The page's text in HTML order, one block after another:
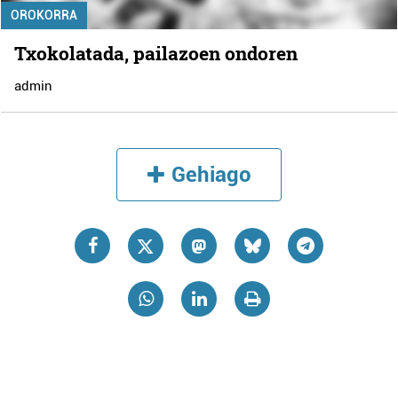
OROKORRA
Txokolatada, pailazoen ondoren
admin
Gehiago